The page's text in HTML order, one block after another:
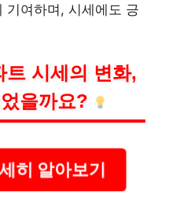
기여하며, 시세에도 긍
트 시세의 변화,
을까요?
히 알아보기